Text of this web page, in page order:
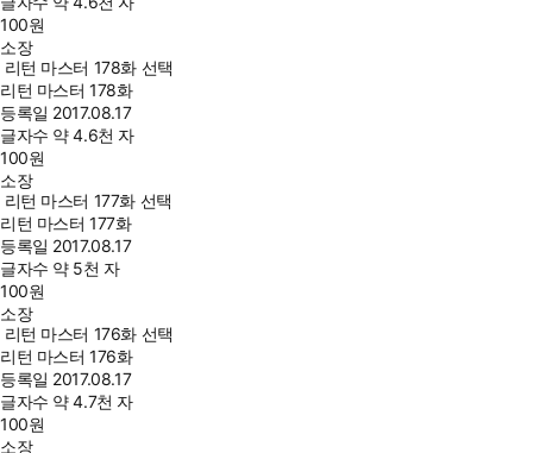
100원
소장
리턴 마스터 178화 선택
리턴 마스터 178화
등록일 2017.08.17
글자수 약 4.6천 자
100원
소장
리턴 마스터 177화 선택
리턴 마스터 177화
등록일 2017.08.17
글자수 약 5천 자
100원
소장
리턴 마스터 176화 선택
리턴 마스터 176화
등록일 2017.08.17
글자수 약 4.7천 자
100원
소장